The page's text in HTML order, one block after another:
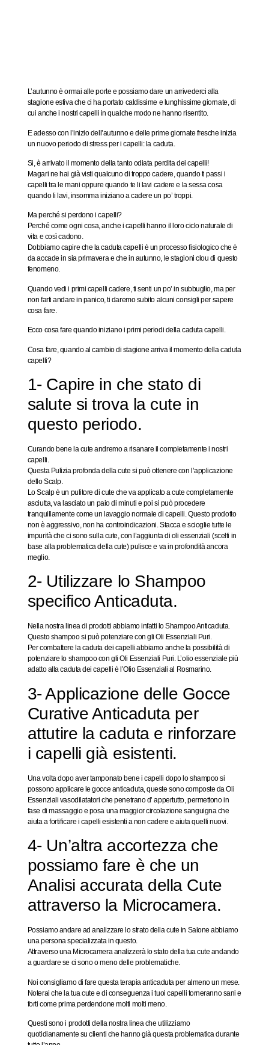
L’autunno è ormai alle porte e possiamo dare un arrivederci alla
stagione estiva che ci ha portato caldissime e lunghissime giornate, di
cui anche i nostri capelli in qualche modo ne hanno risentito.
E adesso con l’inizio dell’autunno e delle prime giornate fresche inizia
un nuovo periodo di stress per i capelli: la caduta.
Si, è arrivato il momento della tanto odiata perdita dei capelli!
Magari ne hai già visti qualcuno di troppo cadere, quando ti passi i
capelli tra le mani oppure quando te li lavi cadere e la sessa cosa
quando li lavi, insomma iniziano a cadere un po’ troppi.
Ma perché si perdono i capelli?
Perché come ogni cosa, anche i capelli hanno il loro ciclo naturale di
vita e così cadono.
Dobbiamo capire che la caduta capelli è un processo fisiologico che è
da accade in sia primavera e che in autunno, le stagioni clou di questo
fenomeno.
Quando vedi i primi capelli cadere, ti senti un po’ in subbuglio, ma per
non farti andare in panico, ti daremo subito alcuni consigli per sapere
cosa fare.
Ecco cosa fare quando iniziano i primi periodi della caduta capelli.
Cosa fare, quando al cambio di stagione arriva il momento della caduta
capelli?
1- Capire in che stato di
salute si trova la cute in
questo periodo.
Curando bene la cute andremo a risanare il completamente i nostri
capelli.
Questa Pulizia profonda della cute si può ottenere con l’applicazione
dello Scalp.
Lo Scalp è un pulitore di cute che va applicato a cute completamente
asciutta, va lasciato un paio di minuti e poi si può procedere
tranquillamente come un lavaggio normale di capelli. Questo prodotto
non è aggressivo, non ha controindicazioni. Stacca e scioglie tutte le
impurità che ci sono sulla cute, con l’aggiunta di oli essenziali (scelti in
base alla problematica della cute) pulisce e va in profondità ancora
meglio.
2- Utilizzare lo Shampoo
specifico Anticaduta.
Nella nostra linea di prodotti abbiamo infatti lo Shampoo Anticaduta.
Questo shampoo si può potenziare con gli Oli Essenziali Puri.
Per combattere la caduta dei capelli abbiamo anche la possibilità di
potenziare lo shampoo con gli Oli Essenziali Puri. L’olio essenziale più
adatto alla caduta dei capelli è l’Olio Essenziali al Rosmarino.
3- Applicazione delle Gocce
Curative Anticaduta per
attutire la caduta e rinforzare
i capelli già esistenti.
Una volta dopo aver tamponato bene i capelli dopo lo shampoo si
possono applicare le gocce anticaduta, queste sono composte da Oli
Essenziali vasodilatatori che penetrano d’ appertutto, permettono in
fase di massaggio e posa una maggior circolazione sanguigna che
aiuta a fortificare i capelli esistenti a non cadere e aiuta quelli nuovi.
4- Un’altra accortezza che
possiamo fare è che un
Analisi accurata della Cute
attraverso la Microcamera.
Possiamo andare ad analizzare lo strato della cute in Salone abbiamo
una persona specializzata in questo.
Attraverso una Microcamera analizzerà lo stato della tua cute andando
a guardare se ci sono o meno delle problematiche.
Noi consigliamo di fare questa terapia anticaduta per almeno un mese.
Noterai che la tua cute e di conseguenza i tuoi capelli torneranno sani e
forti come prima perdendone molti molti meno.
Questi sono i prodotti della nostra linea che utilizziamo
quotidianamente su clienti che hanno già questa problematica durante